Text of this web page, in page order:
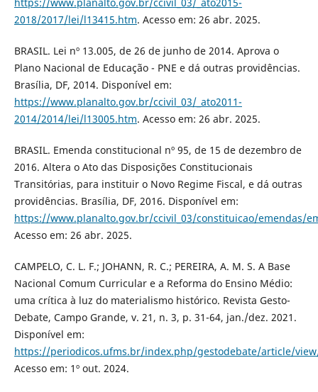
2018/2017/lei/l13415.htm. Acesso em: 26 abr. 2025.
BRASIL. Lei nº 13.005, de 26 de junho de 2014. Aprova o
Plano Nacional de Educação - PNE e dá outras providências.
Brasília, DF, 2014. Disponível em:
https://www.planalto.gov.br/ccivil_03/_ato2011-
2014/2014/lei/l13005.htm. Acesso em: 26 abr. 2025.
BRASIL. Emenda constitucional nº 95, de 15 de dezembro de
2016. Altera o Ato das Disposições Constitucionais
Transitórias, para instituir o Novo Regime Fiscal, e dá outras
providências. Brasília, DF, 2016. Disponível em:
https://www.planalto.gov.br/ccivil_03/constituicao/emendas/
Acesso em: 26 abr. 2025.
CAMPELO, C. L. F.; JOHANN, R. C.; PEREIRA, A. M. S. A Base
Nacional Comum Curricular e a Reforma do Ensino Médio:
uma crítica à luz do materialismo histórico. Revista Gesto-
Debate, Campo Grande, v. 21, n. 3, p. 31-64, jan./dez. 2021.
Disponível em:
https://periodicos.ufms.br/index.php/gestodebate/article/
Acesso em: 1º out. 2024.